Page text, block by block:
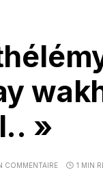
»
COMMENTAIRE 1 MIN